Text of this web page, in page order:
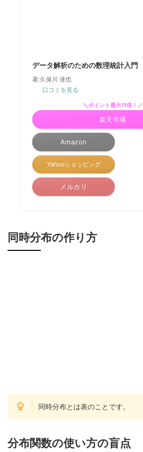
データ解析のための数理統計入門
著:久保川 達也
口コミを見る
Amazon
＼ポイント最大11倍！／
楽天市場
Yahooショッピング
メルカリ
同時分布の作り方
同時分布とは表のことです。
分布関数の使い方の盲点